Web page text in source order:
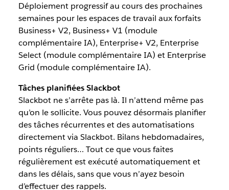
Déploiement progressif au cours des prochaines
semaines pour les espaces de travail aux forfaits
Business+ V2, Business+ V1 (module
complémentaire IA), Enterprise+ V2, Enterprise
Select (module complémentaire IA) et Enterprise
Grid (module complémentaire IA).
Tâches planifiées Slackbot
Slackbot ne s’arrête pas là. Il n’attend même pas
qu’on le sollicite. Vous pouvez désormais planifier
des tâches récurrentes et des automatisations
directement via Slackbot. Bilans hebdomadaires,
points réguliers… Tout ce que vous faites
régulièrement est exécuté automatiquement et
dans les délais, sans que vous n’ayez besoin
d’effectuer des rappels.